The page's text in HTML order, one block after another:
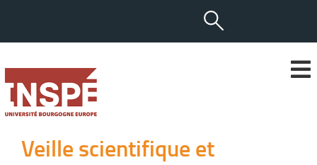
Veille scientifique et